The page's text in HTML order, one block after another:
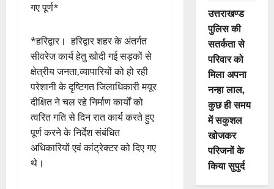
गए पूर्ण*
*हरिद्वार। हरिद्वार शहर के अंतर्गत
सीवरेज कार्य हेतु खोदी गई सड़कों से
क्षेत्रीय जनता,व्यापारियों को हो रही
परेशानी के दृष्टिगत जिलाधिकारी मयूर
दीक्षित ने चल रहे निर्माण कार्यों को
त्वरित गति से दिन रात कार्य करते हुए
पूर्ण करने के निर्देश संबंधित
अधिकारियों एवं कांट्रेक्टर को दिए गए
थे।
उत्तराखण्ड
पुलिस की
सतर्कता से
परिवार को
मिला अपना
नन्हा लाल,
कुछ ही समय
में सकुशल
खोजकर
परिजनों के
किया सुपुर्द